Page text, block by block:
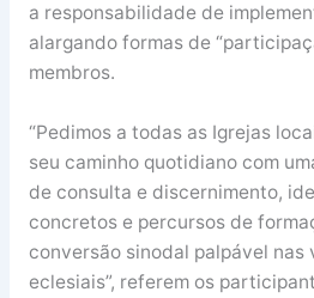
a responsabilidade de
alargando formas de
membros.
“Pedimos a todas as Igrejas
seu caminho quotidiano com
de consulta e discernimento,
concretos e percursos de
conversão sinodal palpável nas
eclesiais”, referem os